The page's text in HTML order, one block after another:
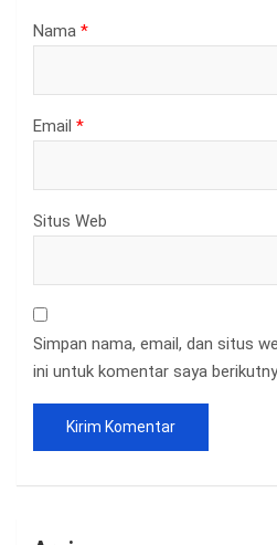
Nama *
Email *
Situs Web
Simpan nama, email, dan situs
ini untuk komentar saya